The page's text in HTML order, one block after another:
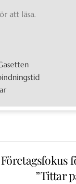
att läsa.
Företagsfokus
”Tittar